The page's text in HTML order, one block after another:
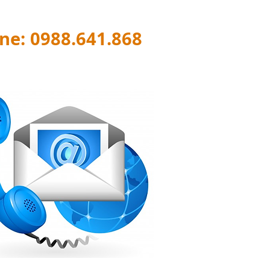
0988.641.868